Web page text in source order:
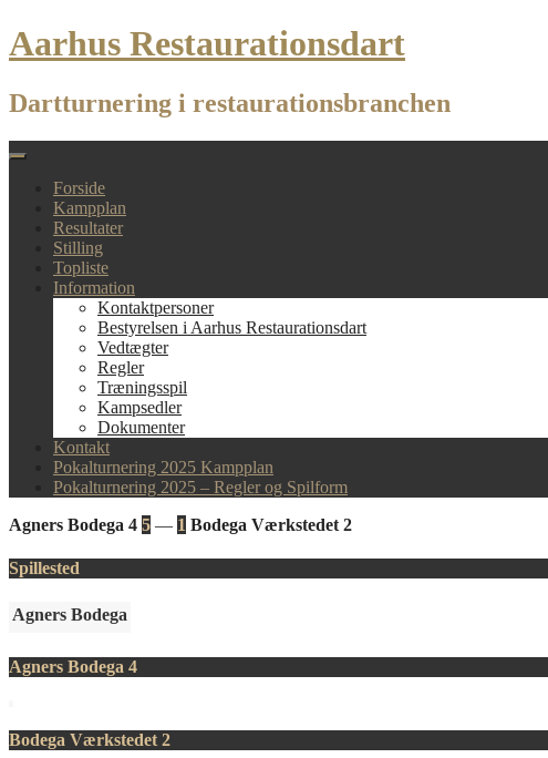
Skip
to
Aarhus Restaurationsdart
Dartturnering i restaurationsbranchen
Forside
Kampplan
Resultater
Stilling
Topliste
Information
Kontaktpersoner
Bestyrelsen i Aarhus Restaurationsdart
Vedtægter
Regler
Træningsspil
Kampsedler
Dokumenter
Kontakt
Pokalturnering 2025 Kampplan
Pokalturnering 2025 – Regler og Spilform
Agners Bodega 4 5 — 1 Bodega Værkstedet 2
Spillested
Agners Bodega
Agners Bodega 4
Bodega Værkstedet 2